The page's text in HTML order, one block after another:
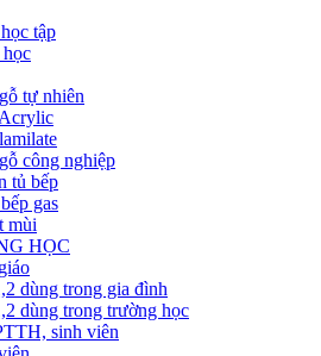
tập
tự nhiên
công nghiệp
tủ bếp
gas
mùi
HỌC
dùng trong gia đình
dùng trong trường học
sinh viên